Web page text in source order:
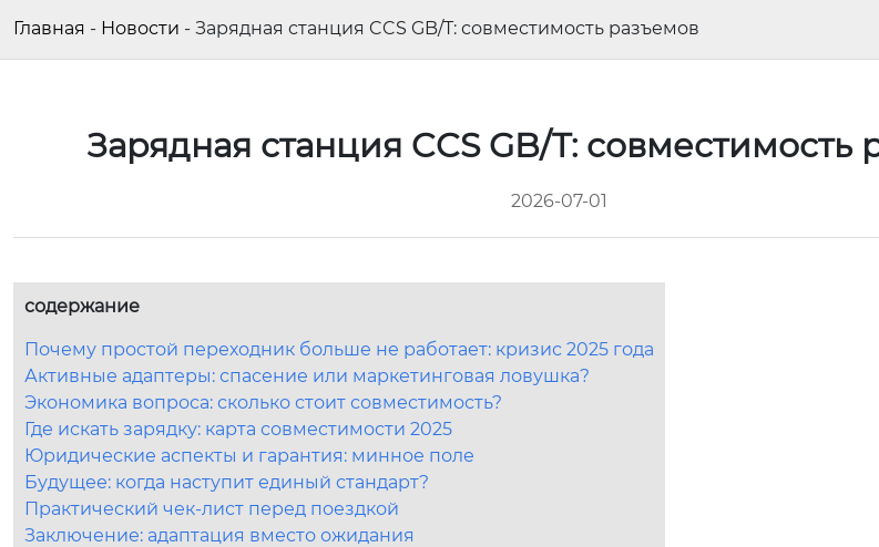
Главная - Новости - Зарядная станция CCS GB/T: совместимость разъемов
Зарядная станция CCS GB/T: совместимость
2026-07-01
содержание
Почему простой переходник больше не работает: кризис 2025 года
Активные адаптеры: спасение или маркетинговая ловушка?
Экономика вопроса: сколько стоит совместимость?
Где искать зарядку: карта совместимости 2025
Юридические аспекты и гарантия: минное поле
Будущее: когда наступит единый стандарт?
Практический чек-лист перед поездкой
Заключение: адаптация вместо ожидания